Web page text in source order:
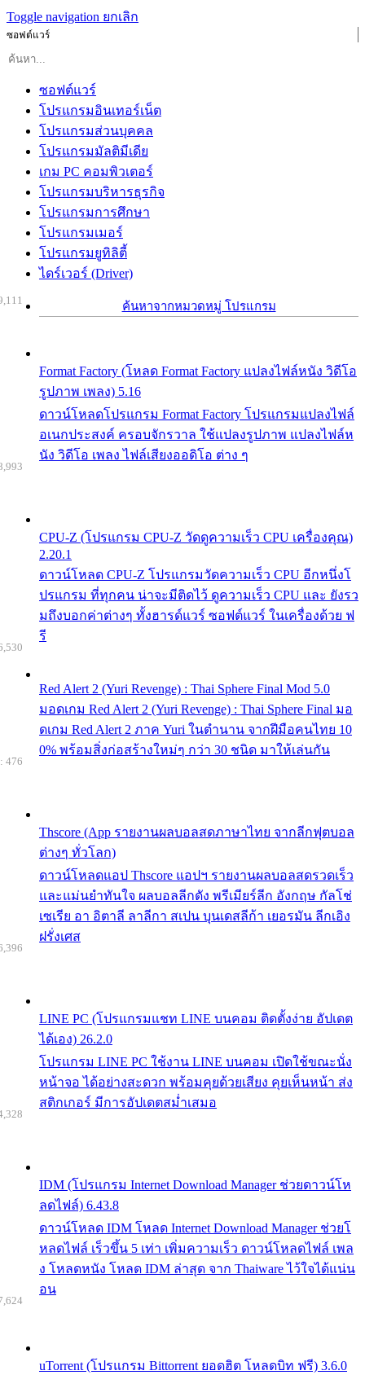
Toggle navigation ยกเลิก
ซอฟต์แวร์
ซอฟต์แวร์
โปรแกรมอินเทอร์เน็ต
โปรแกรมส่วนบุคคล
โปรแกรมมัลติมีเดีย
เกม PC คอมพิวเตอร์
โปรแกรมบริหารธุรกิจ
โปรแกรมการศึกษา
โปรแกรมเมอร์
โปรแกรมยูทิลิตี้
ไดร์เวอร์ (Driver)
ค้นหาจากหมวดหมู่ โปรแกรม
Format Factory (โหลด Format Factory แปลงไฟล์หนัง วิดีโอ
รูปภาพ เพลง) 5.16
ดาวน์โหลดโปรแกรม Format Factory โปรแกรมแปลงไฟล์
อเนกประสงค์ ครอบจักรวาล ใช้แปลงรูปภาพ แปลงไฟล์ห
นัง วิดีโอ เพลง ไฟล์เสียงออดิโอ ต่าง ๆ
CPU-Z (โปรแกรม CPU-Z วัดดูความเร็ว CPU เครื่องคุณ)
2.20.1
ดาวน์โหลด CPU-Z โปรแกรมวัดความเร็ว CPU อีกหนึ่งโ
ปรแกรม ที่ทุกคน น่าจะมีติดไว้ ดูความเร็ว CPU และ ยังรว
มถึงบอกค่าต่างๆ ทั้งฮารด์แวร์ ซอฟต์แวร์ ในเครื่องด้วย ฟ
รี
Red Alert 2 (Yuri Revenge) : Thai Sphere Final Mod 5.0
มอดเกม Red Alert 2 (Yuri Revenge) : Thai Sphere Final มอ
ดเกม Red Alert 2 ภาค Yuri ในตำนาน จากฝีมือคนไทย 10
0% พร้อมสิ่งก่อสร้างใหม่ๆ กว่า 30 ชนิด มาให้เล่นกัน
Thscore (App รายงานผลบอลสดภาษาไทย จากลีกฟุตบอล
ต่างๆ ทั่วโลก)
ดาวน์โหลดแอป Thscore แอปฯ รายงานผลบอลสดรวดเร็ว
และแม่นยำทันใจ ผลบอลลีกดัง พรีเมียร์ลีก อังกฤษ กัลโช่
เซเรีย อา อิตาลี ลาลีกา สเปน บุนเดสลีก้า เยอรมัน ลีกเอิง
ฝรั่งเศส
476
LINE PC (โปรแกรมแชท LINE บนคอม ติดตั้งง่าย อัปเดต
ได้เอง) 26.2.0
โปรแกรม LINE PC ใช้งาน LINE บนคอม เปิดใช้ขณะนั่ง
หน้าจอ ได้อย่างสะดวก พร้อมคุยด้วยเสียง คุยเห็นหน้า ส่ง
สติกเกอร์ มีการอัปเดตสม่ำเสมอ
IDM (โปรแกรม Internet Download Manager ช่วยดาวน์โห
ลดไฟล์) 6.43.8
ดาวน์โหลด IDM โหลด Internet Download Manager ช่วยโ
หลดไฟล์ เร็วขึ้น 5 เท่า เพิ่มความเร็ว ดาวน์โหลดไฟล์ เพล
ง โหลดหนัง โหลด IDM ล่าสุด จาก Thaiware ไว้ใจได้แน่น
อน
uTorrent (โปรแกรม Bittorrent ยอดฮิต โหลดบิท ฟรี) 3.6.0